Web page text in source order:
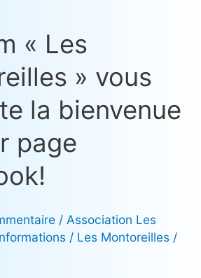
« Les
» vous
la bienvenue
page
/ Association Les
/ Les Montoreilles /